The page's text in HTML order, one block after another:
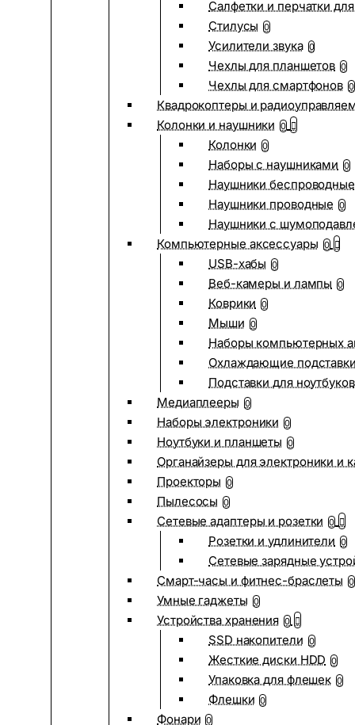
Салфетки и перчатки
Стилусы 0
Усилители звука 0
Чехлы для планшетов 0
Чехлы для смартфонов 0
Квадрокоптеры и
Колонки и наушники 0
Колонки 0
Наборы с наушниками 0
Наушники беспроводные
Наушники проводные 0
Наушники с
Компьютерные аксессуары 0
USB-хабы 0
Веб-камеры и лампы 0
Коврики 0
Мыши 0
Наборы компьютерных
Охлаждающие
Подставки для ноутбуков
Медиаплееры 0
Наборы электроники 0
Ноутбуки и планшеты 0
Органайзеры для электроники и
Проекторы 0
Пылесосы 0
Сетевые адаптеры и розетки 0
Розетки и удлинители 0
Сетевые зарядные
Смарт-часы и фитнес-браслеты 0
Умные гаджеты 0
Устройства хранения 0
SSD накопители 0
Жесткие диски HDD 0
Упаковка для флешек 0
Флешки 0
Фонари 0